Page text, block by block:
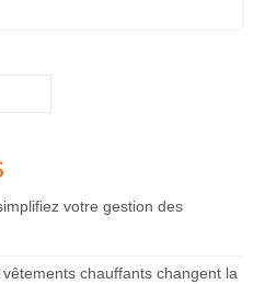
votre gestion des
chauffants changent la